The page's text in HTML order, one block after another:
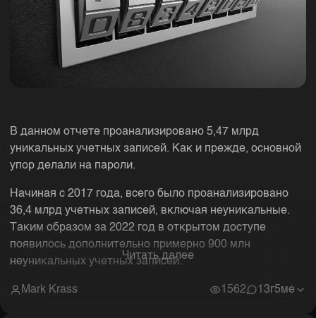
В данном отчете проанализировано 5,47 млрд
уникальных учетных записей. Как и прежде, основной
упор делали на пароли.
Начиная с 2017 года, всего было проанализировано
36,4 млрд учетных записей, включая неуникальные.
Таким образом за 2022 год в открытом доступе
появилось дополнительно примерно 900 млн
неуникальных учетных записей.
Читать далее
Mark Krass 1562 1 3г5ме